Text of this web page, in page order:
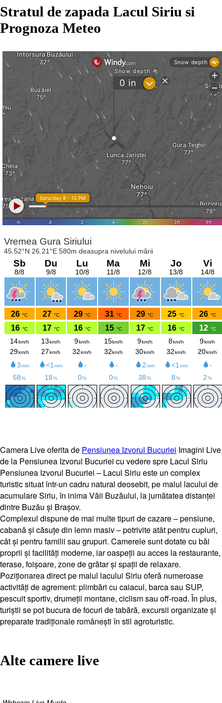
Stratul de zapada Lacul Siriu si
Prognoza Meteo
Camera Live oferita de Pensiunea Izvorul Bucuriei Imagini Live
de la Pensiunea Izvorul Bucuriei cu vedere spre Lacul Siriu
Pensiunea Izvorul Bucuriei – Lacul Siriu este un complex
turistic situat într-un cadru natural deosebit, pe malul lacului de
acumulare Siriu, în inima Văii Buzăului, la jumătatea distanței
dintre Buzău și Brașov.
Complexul dispune de mai multe tipuri de cazare – pensiune,
cabană și căsuțe din lemn masiv – potrivite atât pentru cupluri,
cât și pentru familii sau grupuri. Camerele sunt dotate cu băi
proprii și facilități moderne, iar oaspeții au acces la restaurante,
terase, foișoare, zone de grătar și spații de relaxare.
Poziționarea direct pe malul lacului Siriu oferă numeroase
activități de agrement: plimbări cu caiacul, barca sau SUP,
pescuit sportiv, drumeții montane, ciclism sau off-road. În plus,
turiștii se pot bucura de focuri de tabără, excursii organizate și
preparate tradiționale românești în stil agroturistic.
Alte camere live